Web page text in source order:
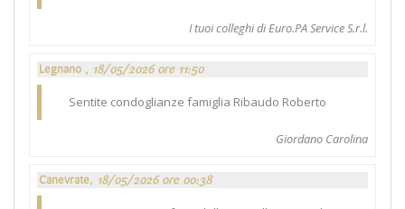
I tuoi colleghi di Euro.PA Service S.r.l.
Legnano , 18/05/2026 ore 11:50
Sentite condoglianze famiglia Ribaudo Roberto
Giordano Carolina
Canevrate, 18/05/2026 ore 00:38